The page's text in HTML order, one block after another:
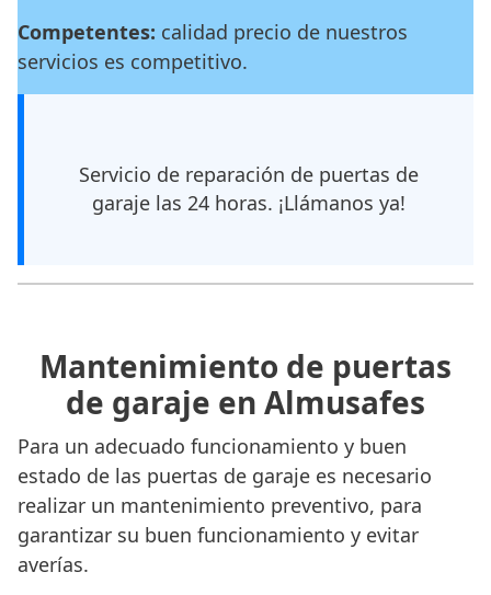
Competentes: calidad precio de nuestros
servicios es competitivo.
Servicio de reparación de puertas de
garaje las 24 horas. ¡Llámanos ya!
Mantenimiento de puertas
de garaje en Almusafes
Para un adecuado funcionamiento y buen
estado de las puertas de garaje es necesario
realizar un mantenimiento preventivo, para
garantizar su buen funcionamiento y evitar
averías.